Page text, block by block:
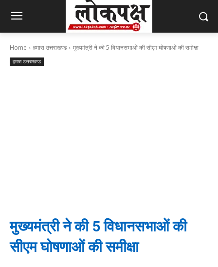
Home हमारा उत्तराखण्ड मुख्यमंत्री ने की 5 विधानसभाओं की सीएम घोषणाओं की समीक्षा
हमारा उत्तराखण्ड
मुख्यमंत्री ने की 5 विधानसभाओं की
सीएम घोषणाओं की समीक्षा